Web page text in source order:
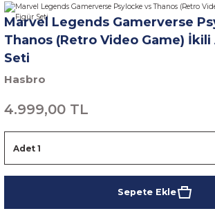
Marvel Legends Gamerverse
Thanos (Retro Video Game)
Seti
Hasbro
4.999,00 TL
Sepete Ekle